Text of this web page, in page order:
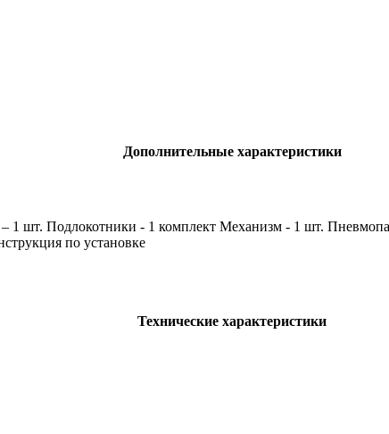
Дополнительные характеристики
1 шт. Подлокотники - 1 комплект Механизм - 1 шт.
по установке
Технические характеристики